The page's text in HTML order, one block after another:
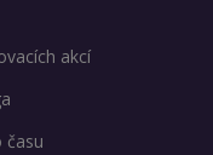
akcí
času